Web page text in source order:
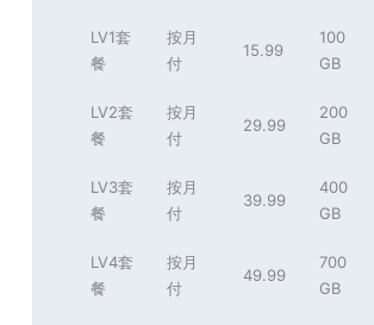
LV1套
餐
按月
付
15.99
100
GB
LV2套
餐
按月
付
29.99
200
GB
LV3套
餐
按月
付
39.99
400
GB
LV4套
餐
按月
付
49.99
700
GB